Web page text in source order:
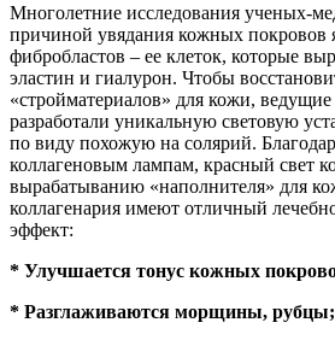
Многолетние исследования ученых-
причиной увядания кожных покровов
фибробластов – ее клеток, которые
эластин и гиалурон. Чтобы
«стройматериалов» для кожи,
разработали уникальную световую
по виду похожую на солярий.
коллагеновым лампам, красный свет
вырабатыванию «наполнителя» для
коллагенария имеют отличный
эффект:
* Улучшается тонус кожных
* Разглаживаются морщины, рубцы;